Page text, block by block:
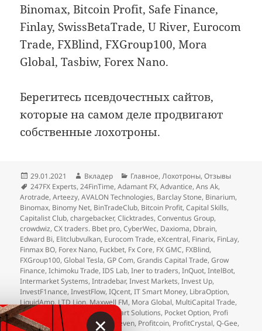
Binomax, Bitcoin Profit, Safe Finance,
Finlay, SwissBetaTrade, U River, Eurocom
Trade, FXBlind, FXGroup100, Mora
Global, Tasbiw, Forex Nano.
Берегитесь псевдочестных сайтов,
которые на самом деле продвигают
собственные лохотроны.
Опубликовано
29.01.2021 Автор
Вкладер Рубрики
Главное,Лохотроны,Отзывы
Метки
247FX Experts,24FinTime,Adamant FX,Advantice,Ans Ak,
Arotrade,Arteezy,AVALON Technologies, Barclay Stone, Binarium,
Binomax, Binomy Net, BinTradeClub, Bitcoin Profit,Capital Skills,
Capitalist Club,chargebacker,Clicktrades,Conventus Group,
crowdwiz,CX traders. Bbet pro,CyberWec, Daxioma, Dbrain,
Edward Bi, Elitclubvulkan, Eurocom Trade,eXcentral, Finarix, FinLay,
Finmax BO, Forex Nano, Fuckbet, Fx Core, FX GMC, FXBlind,
FXGroup100,Global Tesla,GP Com,Grandis Capital Trade,Grow
Finance,Ichimoku Trade,IDS Lab,Iner to traders,InQuot,IntelBot,
Intermarket Systems,Intradebar,Invest Markets,Invest Up,
InvestF1nance,InvestFlow,IQcent,IT Smart Money, LibraOption,
LiquidAmp,LTD Lion,Maxwell FM, Mora Global, MultiCapital Trade,
NovaFX
Ny Trader Club,OneStart Solutions, Pocket Option, Profi
100,Profit Assist Profit Fund Seven, Profitcoin, ProfitCrystal,Q-Gee,